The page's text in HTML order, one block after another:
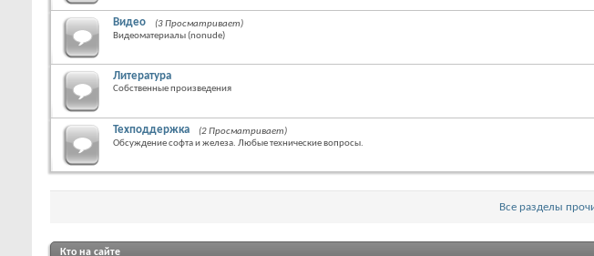
Видео
(3 Просматривает)
Видеоматериалы (nonude)
Литература
Собственные произведения
Техподдержка
(2 Просматривает)
Обсуждение софта и железа. Любые технические вопросы.
Все разделы
Кто на сайте